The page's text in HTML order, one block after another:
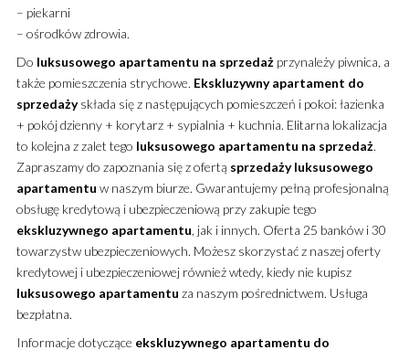
– piekarni
– ośrodków zdrowia.
Do luksusowego apartamentu na sprzedażprzynależy piwnica, a
także pomieszczenia strychowe. Ekskluzywny apartament do
sprzedażyskłada się z następujących pomieszczeń i pokoi: łazienka
+ pokój dzienny + korytarz + sypialnia + kuchnia. Elitarna lokalizacja
to kolejna z zalet tego luksusowego apartamentu na sprzedaż.
Zapraszamy do zapoznania się z ofertą sprzedaży luksusowego
apartamentu w naszym biurze. Gwarantujemy pełną profesjonalną
obsługę kredytową i ubezpieczeniową przy zakupie tego
ekskluzywnego apartamentu, jak i innych. Oferta 25 banków i 30
towarzystw ubezpieczeniowych. Możesz skorzystać z naszej oferty
kredytowej i ubezpieczeniowej również wtedy, kiedy nie kupisz
luksusowego apartamentu za naszym pośrednictwem. Usługa
bezpłatna.
Informacje dotyczące ekskluzywnego apartamentu do